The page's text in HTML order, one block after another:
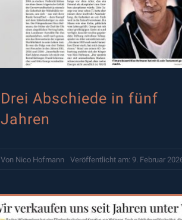
Drei Abschiede in fünf
Jahren
Von Nico Hofmann Veröffentlicht am: 9. Februar